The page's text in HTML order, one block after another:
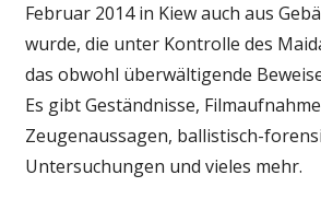
Februar 2014 in Kiew auch aus
wurde, die unter Kontrolle des
das obwohl überwältigende
Es gibt Geständnisse,
Zeugenaussagen, ballistisch-
Untersuchungen und vieles mehr.